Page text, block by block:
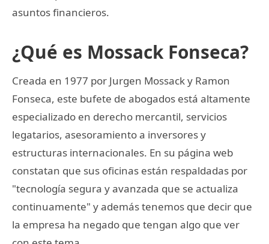
asuntos financieros.
¿Qué es Mossack Fonseca?
Creada en 1977 por Jurgen Mossack y Ramon
Fonseca, este bufete de abogados está altamente
especializado en derecho mercantil, servicios
legatarios, asesoramiento a inversores y
estructuras internacionales. En su página web
constatan que sus oficinas están respaldadas por
"tecnología segura y avanzada que se actualiza
continuamente" y además tenemos que decir que
la empresa ha negado que tengan algo que ver